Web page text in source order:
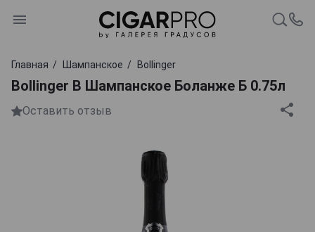
Главная Шампанское Bollinger
Bollinger B Шампанское Боланже Б 0.75л
Оставить отзыв